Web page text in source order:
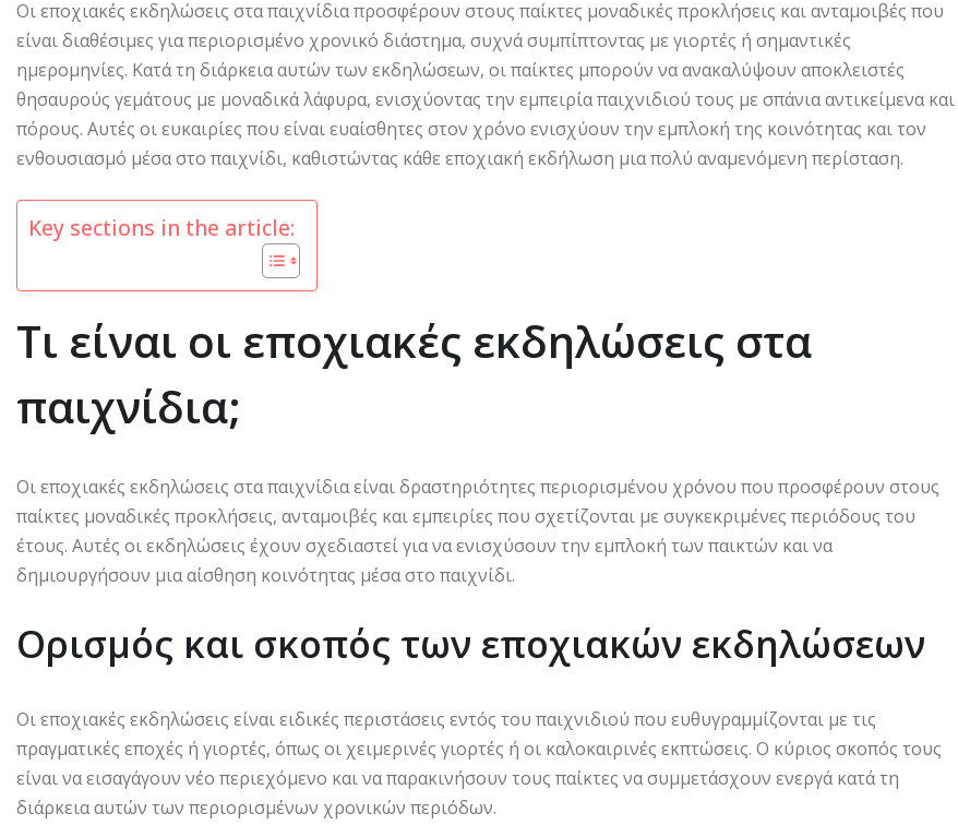
Οι εποχιακές εκδηλώσεις στα παιχνίδια προσφέρουν στους παίκτες μοναδικές προκλήσεις και ανταμοιβές που
είναι διαθέσιμες για περιορισμένο χρονικό διάστημα, συχνά συμπίπτοντας με γιορτές ή σημαντικές
ημερομηνίες. Κατά τη διάρκεια αυτών των εκδηλώσεων, οι παίκτες μπορούν να ανακαλύψουν αποκλειστές
θησαυρούς γεμάτους με μοναδικά λάφυρα, ενισχύοντας την εμπειρία παιχνιδιού τους με σπάνια αντικείμενα και
πόρους. Αυτές οι ευκαιρίες που είναι ευαίσθητες στον χρόνο ενισχύουν την εμπλοκή της κοινότητας και τον
ενθουσιασμό μέσα στο παιχνίδι, καθιστώντας κάθε εποχιακή εκδήλωση μια πολύ αναμενόμενη περίσταση.
Key sections in the article:
Τι είναι οι εποχιακές εκδηλώσεις στα
παιχνίδια;
Οι εποχιακές εκδηλώσεις στα παιχνίδια είναι δραστηριότητες περιορισμένου χρόνου που προσφέρουν στους
παίκτες μοναδικές προκλήσεις, ανταμοιβές και εμπειρίες που σχετίζονται με συγκεκριμένες περιόδους του
έτους. Αυτές οι εκδηλώσεις έχουν σχεδιαστεί για να ενισχύσουν την εμπλοκή των παικτών και να
δημιουργήσουν μια αίσθηση κοινότητας μέσα στο παιχνίδι.
Ορισμός και σκοπός των εποχιακών εκδηλώσεων
Οι εποχιακές εκδηλώσεις είναι ειδικές περιστάσεις εντός του παιχνιδιού που ευθυγραμμίζονται με τις
πραγματικές εποχές ή γιορτές, όπως οι χειμερινές γιορτές ή οι καλοκαιρινές εκπτώσεις. Ο κύριος σκοπός τους
είναι να εισαγάγουν νέο περιεχόμενο και να παρακινήσουν τους παίκτες να συμμετάσχουν ενεργά κατά τη
διάρκεια αυτών των περιορισμένων χρονικών περιόδων.